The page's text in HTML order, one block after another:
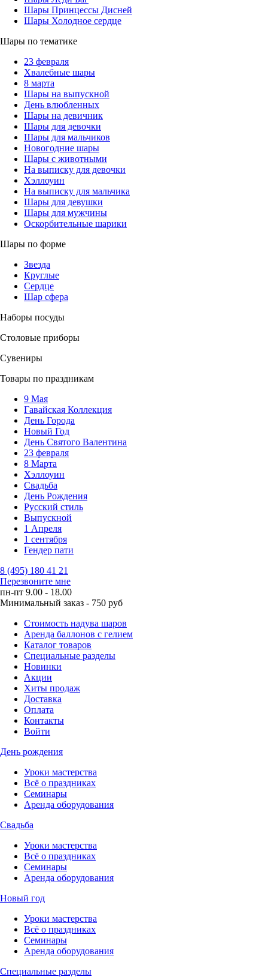
Шары Принцессы Дисней
Шары Холодное сердце
Шары по тематике
23 февраля
Хвалебные шары
8 марта
Шары на выпускной
День влюбленных
Шары на девичник
Шары для девочки
Шары для мальчиков
Новогодние шары
Шары с животными
На выписку для девочки
Хэллоуин
На выписку для мальчика
Шары для девушки
Шары для мужчины
Оскорбительные шарики
Шары по форме
Звезда
Круглые
Сердце
Шар сфера
Наборы посуды
Столовые приборы
Сувениры
Товары по праздникам
9 Мая
Гавайская Коллекция
День Города
Новый Год
День Святого Валентина
23 февраля
8 Марта
Хэллоуин
Свадьба
День Рождения
Русский стиль
Выпускной
1 Апреля
1 сентября
Гендер пати
8 (495) 180 41 21
Перезвоните мне
пн-пт 9.00 - 18.00
Минимальный заказ - 750 руб
Стоимость надува шаров
Аренда баллонов с гелием
Каталог товаров
Специальные разделы
Новинки
Акции
Хиты продаж
Доставка
Оплата
Контакты
Войти
День рождения
Уроки мастерства
Всё о праздниках
Семинары
Аренда оборудования
Свадьба
Уроки мастерства
Всё о праздниках
Семинары
Аренда оборудования
Новый год
Уроки мастерства
Всё о праздниках
Семинары
Аренда оборудования
Специальные разделы